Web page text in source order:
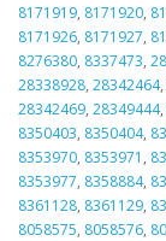
8171919, 8171920,
8171926, 8171927,
8276380, 8337473,
28338928, 28342464,
28342469, 28349444,
8350403, 8350404,
8353970, 8353971 ,
8353977, 8358884,
8361128, 8361129,
8058575, 8058576,